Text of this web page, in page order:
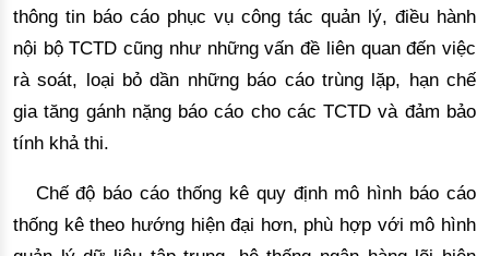
thông tin báo cáo phục vụ công tác quản lý, điều hành
nội bộ TCTD cũng như những vấn đề liên quan đến việc
rà soát, loại bỏ dần những báo cáo trùng lặp, hạn chế
gia tăng gánh nặng báo cáo cho các TCTD và đảm bảo
tính khả thi.
Chế độ báo cáo thống kê quy định mô hình báo cáo
thống kê theo hướng hiện đại hơn, phù hợp với mô hình